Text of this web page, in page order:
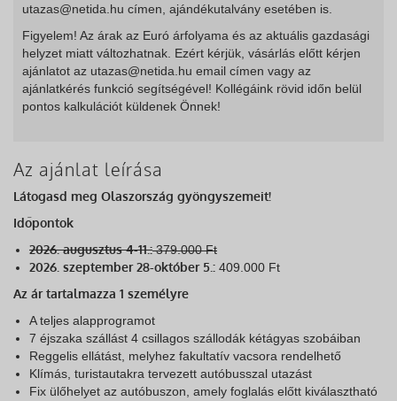
utazas@netida.hu címen, ajándékutalvány esetében is.
Figyelem! Az árak az Euró árfolyama és az aktuális gazdasági
helyzet miatt változhatnak. Ezért kérjük, vásárlás előtt kérjen
ajánlatot az utazas@netida.hu email címen vagy az
ajánlatkérés funkció segítségével! Kollégáink rövid időn belül
pontos kalkulációt küldenek Önnek!
Az ajánlat leírása
Látogasd meg Olaszország gyöngyszemeit!
Időpontok
2026. augusztus 4-11.:379.000 Ft
2026. szeptember 28-október 5.: 409.000 Ft
Az ár tartalmazza 1 személyre
A teljes alapprogramot
7 éjszaka szállást 4 csillagos szállodák kétágyas szobáiban
Reggelis ellátást, melyhez fakultatív vacsora rendelhető
Klímás, turistautakra tervezett autóbusszal utazást
Fix ülőhelyet az autóbuszon, amely foglalás előtt kiválasztható